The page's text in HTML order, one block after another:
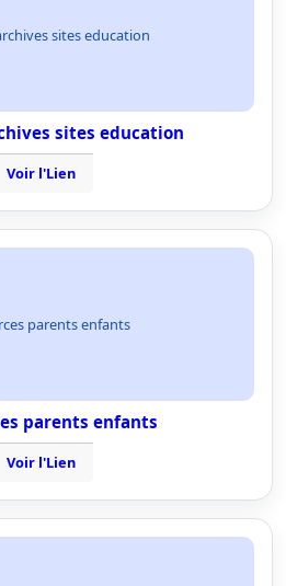
sites education
sites education
Voir l'Lien
parents enfants
parents enfants
Voir l'Lien